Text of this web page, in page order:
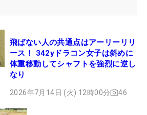
飛ばない人の共通点はアーリーリリ
ース！ 342yドラコン女子は斜めに
体重移動してシャフトを強烈に逆し
なり
2026年7月14日 (火) 12時00分 46